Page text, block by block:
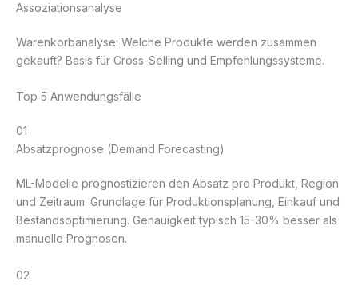
Assoziationsanalyse
Warenkorbanalyse: Welche Produkte werden zusammen
gekauft? Basis für Cross-Selling und Empfehlungssysteme.
Top 5 Anwendungsfälle
01
Absatzprognose (Demand Forecasting)
ML-Modelle prognostizieren den Absatz pro Produkt, Region
und Zeitraum. Grundlage für Produktionsplanung, Einkauf und
Bestandsoptimierung. Genauigkeit typisch 15-30% besser als
manuelle Prognosen.
02